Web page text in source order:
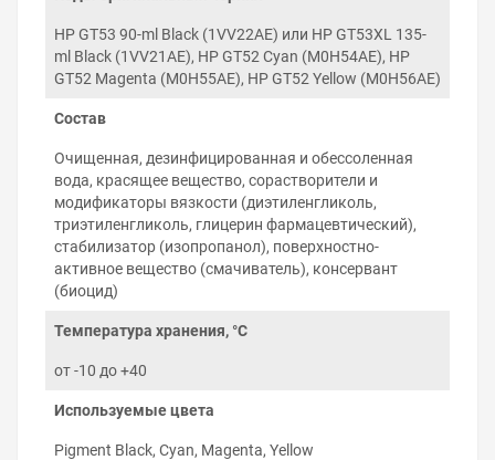
характеристикам оригинальных чернил Epson.
Правила хранения и использования
чернил
Соблюдение правил использования чернил HP Ink Tank
310 гарантирует беспроблемную работу принтера на
протяжении многих лет:
Используйте чернила до окончания срока
годности на упаковке.
Не смешивайте пигментные чернила с
водорастворимыми и наоборот. Не знаете какой
тип чернил использует принтер — подскажем.
Храните чернила при комнатной температуре, в
тёмном, недоступном для детей месте.
жидкостями.
в 2–3 дня и печатающая головка не будет
HP GT53 90-ml Black (1VV22AE) или HP GT53XL 135-
ml Black (1VV21AE), HP GT52 Cyan (M0H54AE), HP
GT52 Magenta (M0H55AE), HP GT52 Yellow (M0H56AE)
Состав
Очищенная, дезинфицированная и обессоленная
вода, красящее вещество, сорастворители и
модификаторы вязкости (диэтиленгликоль,
триэтиленгликоль, глицерин фармацевтический),
стабилизатор (изопропанол), поверхностно-
активное вещество (смачиватель), консервант
(биоцид)
Температура хранения, °C
от -10 до +40
Используемые цвета
Pigment Black, Cyan, Magenta, Yellow